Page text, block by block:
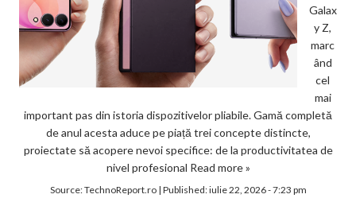
Galax
y Z,
marc
ând
cel
mai
important pas din istoria dispozitivelor pliabile. Gamă completă
de anul acesta aduce pe piață trei concepte distincte,
proiectate să acopere nevoi specifice: de la productivitatea de
nivel profesional Read more »
Source:TechnoReport.ro| Published:iulie 22, 2026 - 7:23 pm